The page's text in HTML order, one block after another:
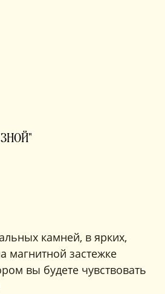
камней, в ярких,
магнитной застежке
вы будете чувствовать